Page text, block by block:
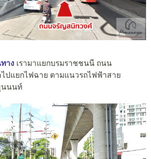
าง เรามาแยกบรมราชชนนี ถนน
ปแยกไฟฉาย ตามแนวรถไฟฟ้าสาย
นนนท์